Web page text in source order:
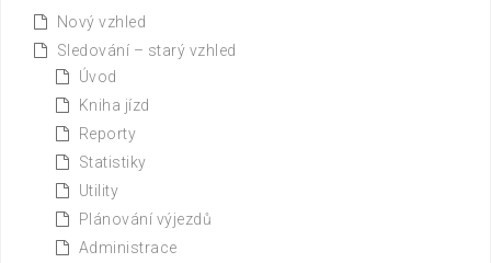
Nový vzhled
Sledování – starý vzhled
Úvod
Kniha jízd
Reporty
Statistiky
Utility
Plánování výjezdů
Administrace